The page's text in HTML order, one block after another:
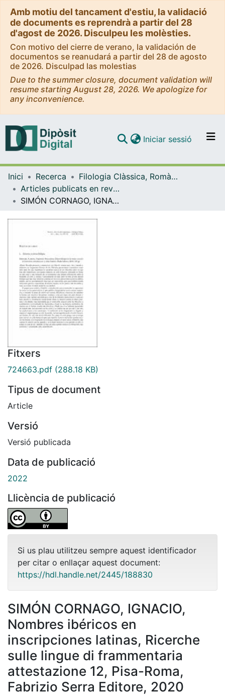
Amb motiu del tancament d'estiu, la validació
de documents es reprendrà a partir del 28
d'agost de 2026. Disculpeu les molèsties.
Con motivo del cierre de verano, la validación de
documentos se reanudará a partir del 28 de agosto
de 2026. Disculpad las molestias
Due to the summer closure, document validation will
resume starting August 28, 2026. We apologize for
any inconvenience.
Navega per tot el DD
Com publicar
Iniciar sessió (current)
Inici Recerca
Filologia Clàssica, Romànica i Semítica
Articles publicats en revistes (Filologia Clàssica, Romànica i Semítica)
SIMÓN CORNAGO, IGNACIO, Nombres ibéricos en inscripciones latinas, Ricerche sulle lingue di frammentaria attestazione 12, Pisa-Roma, Fabrizio Serra Editore, 2020
Fitxers
724663.pdf (288.18 KB)
Tipus de document
Article
Versió
Versió publicada
Data de publicació
2022
Llicència de publicació
Si us plau utilitzeu sempre aquest identificador
per citar o enllaçar aquest document:
https://hdl.handle.net/2445/188830
SIMÓN CORNAGO, IGNACIO,
Nombres ibéricos en
inscripciones latinas, Ricerche
sulle lingue di frammentaria
attestazione 12, Pisa-Roma,
Fabrizio Serra Editore, 2020